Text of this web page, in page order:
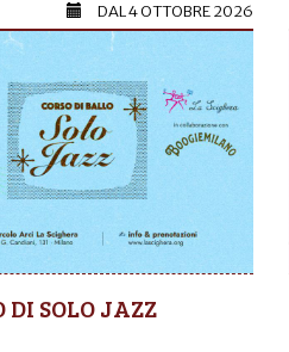
DAL4 OTTOBRE 2026
DI SOLO JAZZ